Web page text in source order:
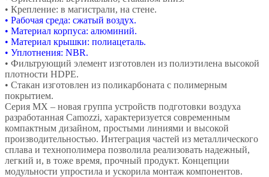
• Крепление: в магистрали, на стене.
• Рабочая среда: сжатый воздух.
• Материал корпуса: алюминий.
• Материал крышки: полиацеталь.
• Уплотнения: NBR.
• Фильтрующий элемент изготовлен из полиэтилена высокой
плотности HDPE.
• Стакан изготовлен из поликарбоната с полимерным
покрытием.
Серия МХ – новая группа устройств подготовки воздуха
разработанная Camozzi, характеризуется современным
компактным дизайном, простыми линиями и высокой
производительностью. Интеграция частей из металлического
сплава и технополимера позволила реализовать надежный,
легкий и, в тоже время, прочный продукт. Концепции
модульности упростила и ускорила монтаж компонентов.